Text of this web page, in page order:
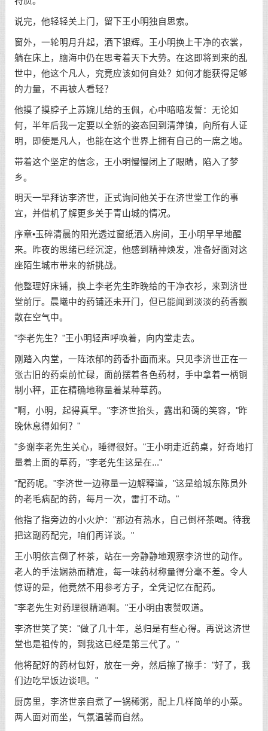
说完，他轻轻关上门，留下王小明独自思索。
窗外，一轮明月升起，洒下银辉。王小明换上干净的衣裳，
躺在床上，脑海中仍在思考着天下大势。在这即将到来的乱
世中，他这个凡人，究竟应该如何自处？如何才能获得足够
的力量，不再被人看轻？
他摸了摸脖子上苏婉儿给的玉佩，心中暗暗发誓：无论如
何，半年后我一定要以全新的姿态回到清萍镇，向所有人证
明，即使是凡人，也能在这个世界上拥有自己的一席之地。
带着这个坚定的信念，王小明慢慢闭上了眼睛，陷入了梦
乡。
明天一早拜访李济世，正式询问他关于在济世堂工作的事
宜，并借机了解更多关于青山城的情况。
序章•玉碎清晨的阳光透过窗纸洒入房间，王小明早早地醒
来。昨夜的思绪已经沉淀，他感到精神焕发，准备好面对这
座陌生城市带来的新挑战。
他整理好床铺，换上李老先生昨晚给的干净衣衫，来到济世
堂前厅。晨曦中的药铺还未开门，但已能闻到淡淡的药香飘
散在空气中。
"李老先生？"王小明轻声呼唤着，向内堂走去。
刚踏入内堂，一阵浓郁的药香扑面而来。只见李济世正在一
张古旧的药桌前忙碌，面前摆着各色药材，手中拿着一柄铜
制小秤，正在精确地称量着某种草药。
"啊，小明，起得真早。"李济世抬头，露出和蔼的笑容，"昨
晚休息得如何？"
"多谢李老先生关心，睡得很好。"王小明走近药桌，好奇地打
量着上面的草药，"李老先生这是在..."
"配药呢。"李济世一边称量一边解释道，"这是给城东陈员外
的老毛病配的药，每月一次，雷打不动。"
他指了指旁边的小火炉："那边有热水，自己倒杯茶喝。待我
把这副药配完，咱们再详谈。"
王小明依言倒了杯茶，站在一旁静静地观察李济世的动作。
老人的手法娴熟而精准，每一味药材称量得分毫不差。令人
惊讶的是，他竟然不用参考方子，全凭记忆在配药。
"李老先生对药理很精通啊。"王小明由衷赞叹道。
李济世笑了笑："做了几十年，总归是有些心得。再说这济世
堂也是祖传的，到我这已经是第三代了。"
他将配好的药材包好，放在一旁，然后擦了擦手："好了，我
们边吃早饭边谈吧。"
厨房里，李济世亲自煮了一锅稀粥，配上几样简单的小菜。
两人面对而坐，气氛温馨而自然。